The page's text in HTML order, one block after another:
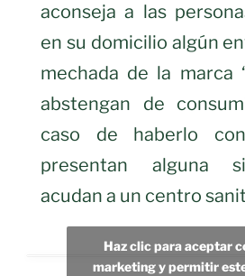
aconseja a las
en su domicilio algún
mechada de la marca
abstengan de
caso de haberlo
presentan alguna
acudan a un centro
Haz clic para aceptar
marketing y permitir